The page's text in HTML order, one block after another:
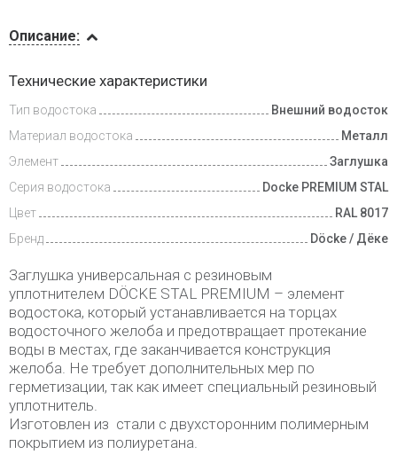
и оплата
Описание:
Технические характеристики
Тип водостока
Внешний водосток
Материал водостока
Металл
Элемент
Заглушка
Серия водостока
Docke PREMIUM STAL
Цвет
RAL 8017
Бренд
Döcke / Дёке
Заглушка универсальная с резиновым
уплотнителем DÖCKE STAL PREMIUM – элемент
водостока, который устанавливается на торцах
водосточного желоба и предотвращает протекание
воды в местах, где заканчивается конструкция
желоба. Не требует дополнительных мер по
герметизации, так как имеет специальный резиновый
уплотнитель.
Изготовлен из стали с двухсторонним полимерным
покрытием из полиуретана.